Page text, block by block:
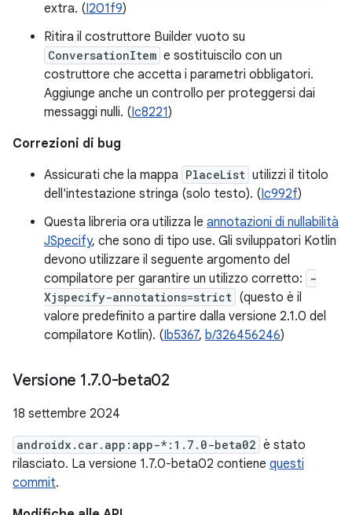
extra. (I201f9)
Ritira il costruttore Builder vuoto su
ConversationItem e sostituiscilo con un
costruttore che accetta i parametri obbligatori.
Aggiunge anche un controllo per proteggersi dai
messaggi nulli. (Ic8221)
Correzioni di bug
Assicurati che la mappa PlaceList utilizzi il titolo
dell'intestazione stringa (solo testo). (Ic992f)
Questa libreria ora utilizza le annotazioni di nullabilità
JSpecify, che sono di tipo use. Gli sviluppatori Kotlin
devono utilizzare il seguente argomento del
compilatore per garantire un utilizzo corretto:
-
Xjspecify-annotations=strict (questo è il
valore predefinito a partire dalla versione 2.1.0 del
compilatore Kotlin). (Ib5367, b/326456246)
Versione 1.7.0-beta02
18 settembre 2024
androidx.car.app:app-*:1.7.0-beta02 è stato
rilasciato. La versione 1.7.0-beta02 contiene questi
commit.